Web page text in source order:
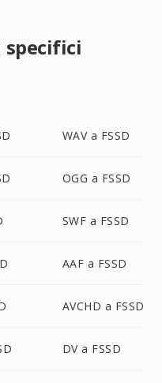
WAV a FSSD
OGG a FSSD
SWF a FSSD
AAF a FSSD
AVCHD a FSSD
DV a FSSD